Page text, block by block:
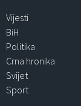
Vijesti
BiH
Politika
Crna hronika
Svijet
Sport